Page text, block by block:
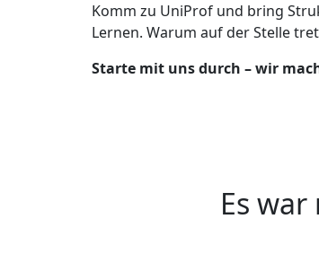
Komm zu UniProf und bring
Lernen. Warum auf der Stelle
Starte mit uns durch – wir
Es